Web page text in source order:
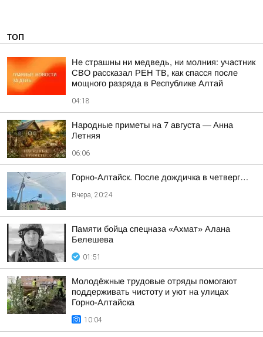
ТОП
Не страшны ни медведь, ни молния: участник
СВО рассказал РЕН ТВ, как спасся после
мощного разряда в Республике Алтай
04:18
Hapoдныe пpимeты нa 7 aвгуcтa — Aннa
Лeтняя
06:06
Горно-Алтайск. После дождичка в четверг…
Вчера, 20:24
Памяти бойца спецназа «Ахмат» Алана
Белешева
01:51
Молодёжные трудовые отряды помогают
поддерживать чистоту и уют на улицах
Горно-Алтайска
10:04